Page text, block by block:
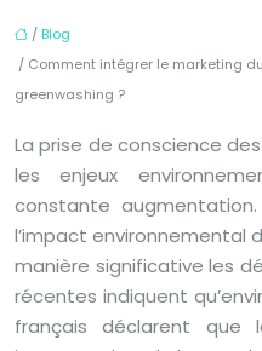
/ Blog
/ Comment intégrer le marketing
greenwashing ?
La prise de conscience
les enjeux
constante
l’impact environnemental
manière significative les
récentes indiquent
français déclarent